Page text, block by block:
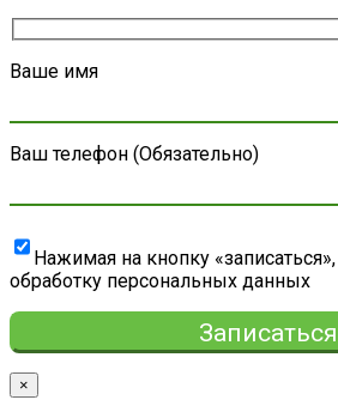
Ваше имя
Ваш телефон (Обязательно)
Нажимая на кнопку
обработку персональных данных
×